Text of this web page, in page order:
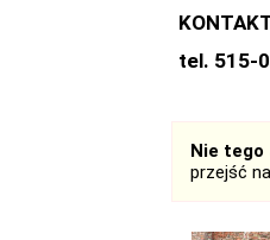
tel. 515-
Nie tego
przejść na